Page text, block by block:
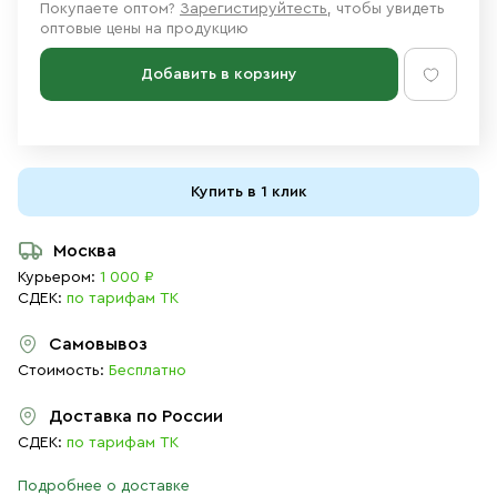
Покупаете оптом? Зарегистируйтесть, чтобы увидеть
оптовые цены на продукцию
Добавить в корзину
Купить в 1 клик
Москва
Курьером: 1 000 ₽
СДЕК: по тарифам ТК
Самовывоз
Стоимость: Бесплатно
Доставка по России
СДЕК: по тарифам ТК
Подробнее о доставке